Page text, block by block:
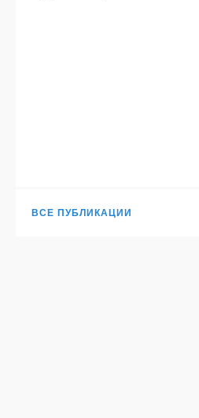
ВСЕ ПУБЛИКАЦИИ